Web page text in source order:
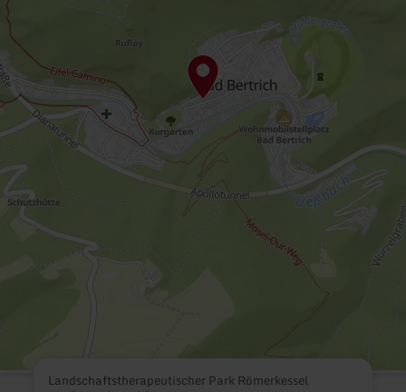
Landschaftstherapeutischer Park Römerkessel